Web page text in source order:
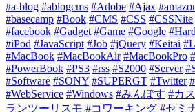
#a-blog #ablogcms #Adobe #Ajax
#basecamp #Book #CMS #CSS #CSSNite
#facebook #Gadget #Game #Google
#iPod #JavaScript #Job #jQuery #Keitai
#MacBook #MacBookAir #MacBookPro
#PowerBook #PS3 #rss #S2000 #Server
#Software #SONY #SUPERGT #Twitter
#WebService #Windows #みんぽす #カ
ランツーリスモ #コワーキング #セミ